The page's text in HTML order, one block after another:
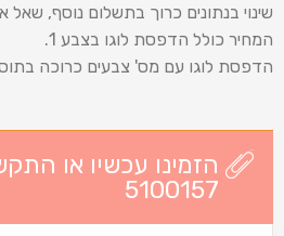
שינוי בנתונים כרוך בתשלום נוסף, שאל
המחיר כולל הדפסת לוגו בצבע 1.
הדפסת לוגו עם מס' צבעים כרוכה
5100157